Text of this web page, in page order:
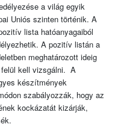
a világ egyik
Uniós szinten történik. A
lista hatóanyagaiból
A pozitív listán a
meghatározott ideig
felül kell vizsgálni. A
készítmények
szabályozzák, hogy az
kockázatát kizárják,